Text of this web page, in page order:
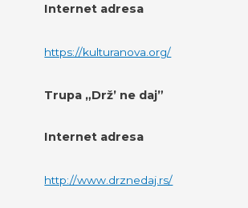
Internet adresa
https://kulturanova.org/
Trupa „Drž’ ne daj”
Internet adresa
http://www.drznedaj.rs/